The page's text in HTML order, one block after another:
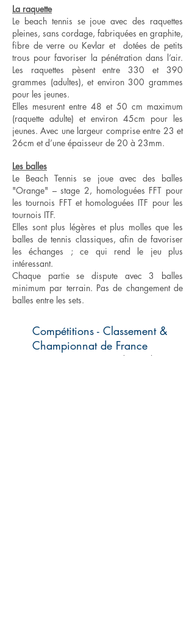
La raquette
Le beach tennis se joue avec des raquettes
pleines, sans cordage, fabriquées en graphite,
fibre de verre ou Kevlar et dotées de petits
trous pour favoriser la pénétration dans l’air.
Les raquettes pèsent entre 330 et 390
grammes (adultes), et environ 300 grammes
pour les jeunes.
Elles mesurent entre 48 et 50 cm maximum
(raquette adulte) et environ 45cm pour les
jeunes. Avec une largeur comprise entre 23 et
26cm et d’une épaisseur de 20 à 23mm.
Les balles
Le Beach Tennis se joue avec des balles
"Orange" – stage 2, homologuées FFT pour
les tournois FFT et homologuées ITF pour les
tournois ITF.
Elles sont plus légères et plus molles que les
balles de tennis classiques, afin de favoriser
les échanges ; ce qui rend le jeu plus
intéressant.
Chaque partie se dispute avec 3 balles
minimum par terrain. Pas de changement de
balles entre les sets.
Compétitions - Classement &
Championnat de France
Pour trouver une compétition de Beach Tennis,